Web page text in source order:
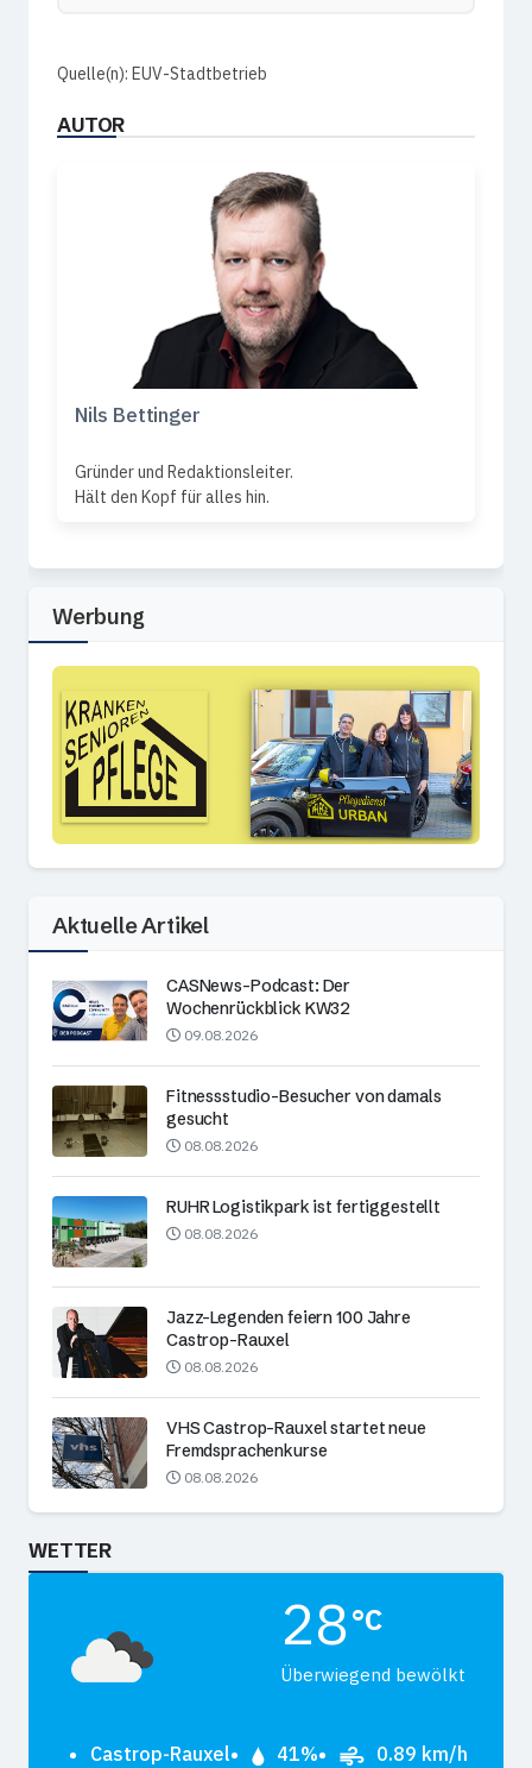
Quelle(n): EUV-Stadtbetrieb
AUTOR
Nils Bettinger
Gründer und Redaktionsleiter.
Hält den Kopf für alles hin.
Werbung
Aktuelle Artikel
CASNews-Podcast: Der
Wochenrückblick KW32
09.08.2026
Fitnessstudio-Besucher von damals
gesucht
08.08.2026
RUHR Logistikpark ist fertiggestellt
08.08.2026
Jazz-Legenden feiern 100 Jahre
Castrop-Rauxel
08.08.2026
VHS Castrop-Rauxel startet neue
Fremdsprachenkurse
08.08.2026
WETTER
28
°C
Überwiegend bewölkt
Castrop-Rauxel 41% 0.89 km/h